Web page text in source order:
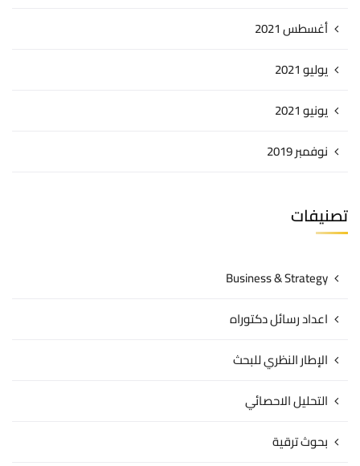
أغسطس 2021
يوليو 2021
يونيو 2021
نوفمبر 2019
تصنيفات
Business & Strategy
اعداد رسائل دكتوراه
الإطار النظري للبحث
التحليل الاحصائي
بحوث ترقية